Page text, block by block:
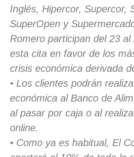
Inglés, Hipercor, Supercor,
SuperOpen y
Romero participan del 23
esta cita en favor de los
crisis económica derivada
• Los clientes podrán
económica al Banco de
al pasar por caja o al
online.
• Como ya es habitual, El